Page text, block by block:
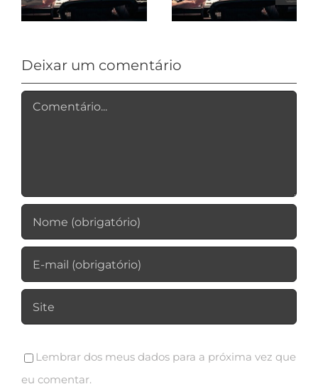
pela ANCINE
Deixar um comentário
Comentário
Lembrar dos meus dados para a próxima vez que
eu comentar.